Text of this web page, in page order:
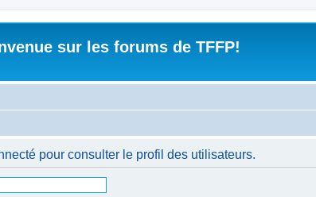
sur les forums de TFFP!
pour consulter le profil des utilisateurs.